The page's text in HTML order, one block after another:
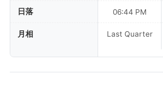
日落
月相
06:44 PM
Last Quarter